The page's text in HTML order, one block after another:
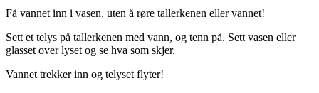
Få vannet inn i vasen, uten å røre tallerkenen eller vannet!
Sett et telys på tallerkenen med vann, og tenn på. Sett vasen eller
glasset over lyset og se hva som skjer.
Vannet trekker inn og telyset flyter!